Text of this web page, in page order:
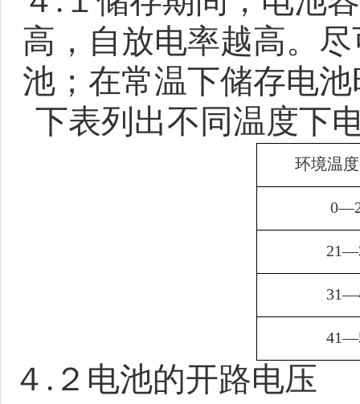
高，自放电率越高。
池；在常温下储存电
下表列出不同温度下
环境温
４ . ２电池的开路电压